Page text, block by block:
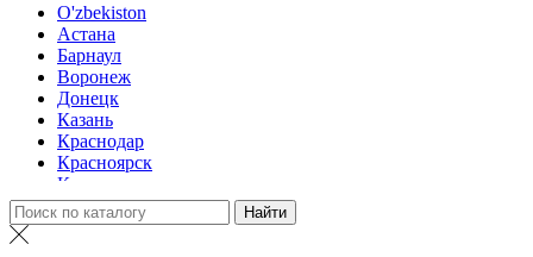
O'zbekiston
Астана
Барнаул
Воронеж
Донецк
Казань
Краснодар
Красноярск
Крым
Луганск
Москва